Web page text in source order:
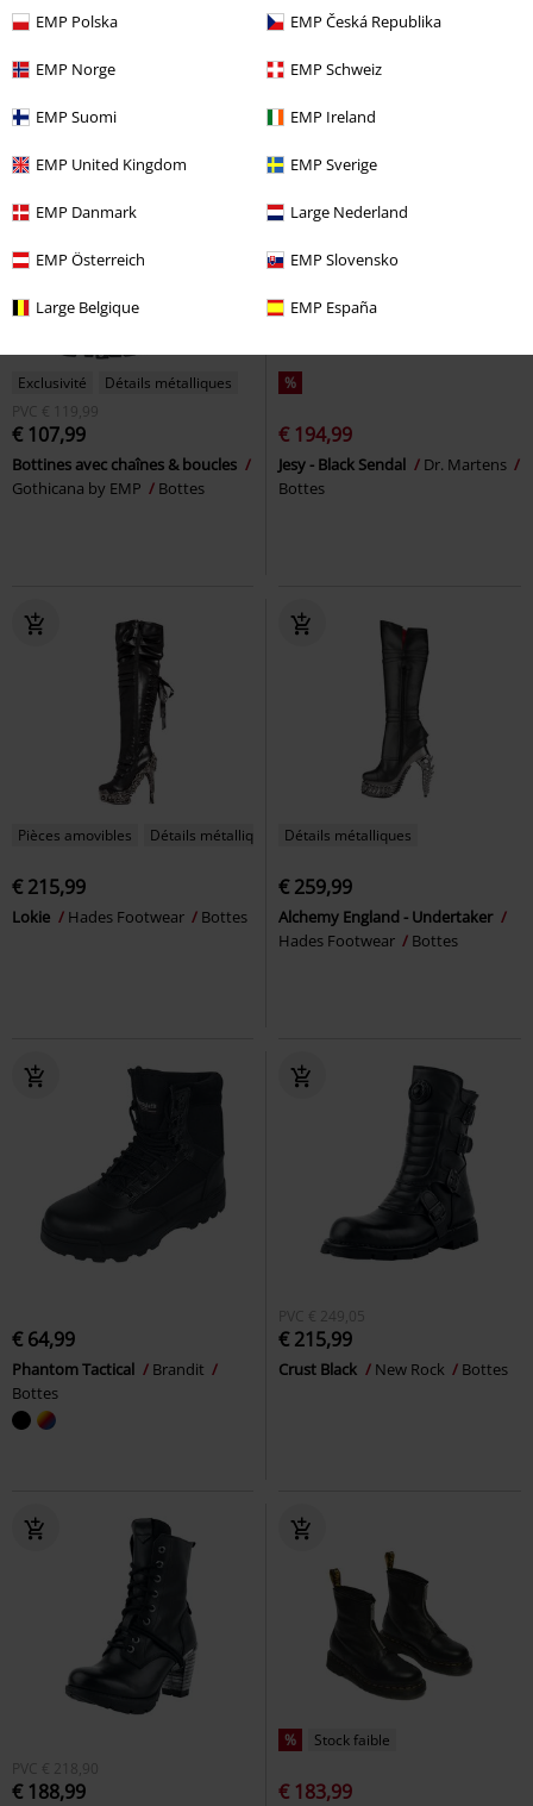
EMP Polska EMP Česká Republika
EMP Norge EMP Schweiz
EMP Suomi EMP Ireland
EMP United Kingdom EMP Sverige
EMP Danmark Large Nederland
EMP Österreich EMP Slovensko
Large Belgique EMP España
Vegantom - Bottines 10 trous
Brandit
Bottines avec Boucles et Chaînes
Rock Rebel by EMP
Exclusivité
Détails métalliques
PVC € 119,99
€ 107,99
Bottines avec chaînes & boucles
Gothicana by EMP
Bottes
%
€ 194,99
Jesy - Black Sendal
Dr. Martens
Bottes
Pièces amovibles Détails métalliques
€ 215,99
Lokie Hades Footwear Bottes
Détails métalliques
€ 259,99
Alchemy England - Undertaker
Hades Footwear
Bottes
€ 64,99
Phantom Tactical
Brandit
Bottes
PVC € 249,05
€ 215,99
Crust Black New Rock Bottes
PVC € 218,90
€ 188,99
% Stock faible
€ 183,99